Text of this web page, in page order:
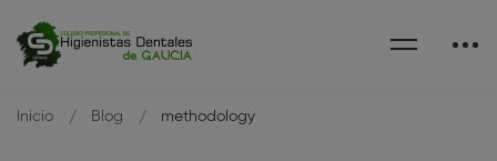
Inicio Blog methodology